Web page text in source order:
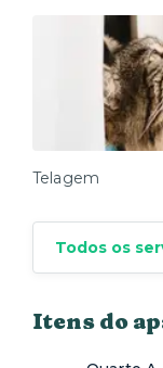
Telagem
Todos os
Itens do